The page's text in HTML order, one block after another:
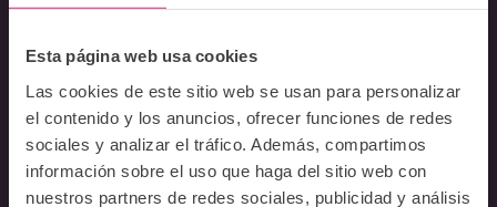
Esta página web usa cookies
Las cookies de este sitio web se usan para personalizar
el contenido y los anuncios, ofrecer funciones de redes
sociales y analizar el tráfico. Además, compartimos
información sobre el uso que haga del sitio web con
nuestros partners de redes sociales, publicidad y análisis
Docentes
Preguntas frecuentes
Cursos
Conferencia Neurociencia de la Lactancia y aplicaciones